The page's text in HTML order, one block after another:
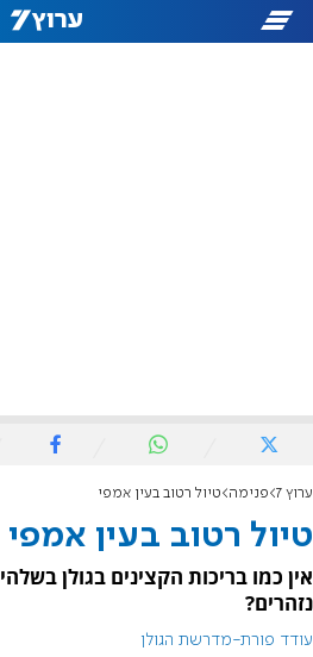
ערוץ 7 פנימה טיול רטוב בעין אמפי
טיול רטוב בעין אמפי
אין כמו בריכות הקצינים בגולן
נזהרים?
עודד פורת-מדרשת הגולן